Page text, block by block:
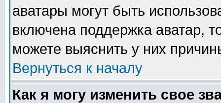
аватары могут быть
включена поддержка аватар,
можете выяснить у них
Вернуться к началу
Как я могу изменить свое